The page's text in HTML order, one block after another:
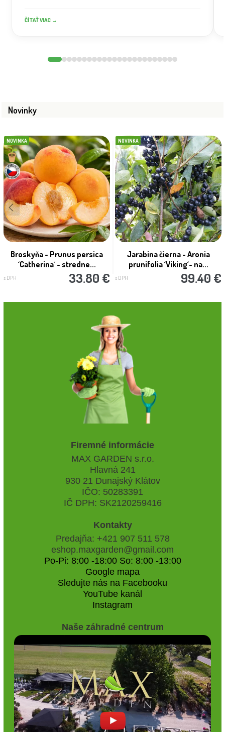
ČÍTAŤ VIAC →
Novinky
NOVINKA
Broskyňa - Prunus persica
´Catherina´ - stredne...
s DPH 33.80 €
NOVINKA
Jarabina čierna - Aronia
prunifolia ´Viking´- na...
s DPH 99.40 €
Firemné informácie
MAX GARDEN s.r.o.
Hlavná 241
930 21 Dunajský Klátov
IČO: 50283391
IČ DPH: SK2120259416
Kontakty
Predajňa: +421 907 511 578
eshop.maxgarden@gmail.com
Po-Pi: 8:00 -18:00 So: 8:00 -13:00
Google mapa
Sledujte nás na Facebooku
YouTube kanál
Instagram
Naše záhradné centrum